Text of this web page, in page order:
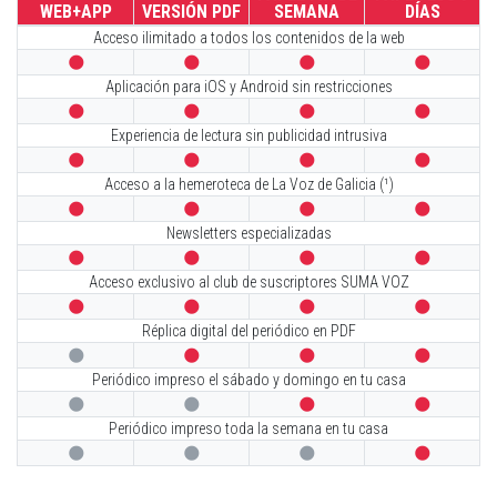
WEB+APP VERSIÓN PDF
SEMANA
DÍAS
Acceso ilimitado a todos los contenidos de la web
   
Aplicación para iOS y Android sin restricciones
   
Experiencia de lectura sin publicidad intrusiva
   
Acceso a la hemeroteca de La Voz de Galicia (¹)
   
Newsletters especializadas
   
Acceso exclusivo al club de suscriptores SUMA VOZ
   
Réplica digital del periódico en PDF
   
Periódico impreso el sábado y domingo en tu casa
   
Periódico impreso toda la semana en tu casa
   